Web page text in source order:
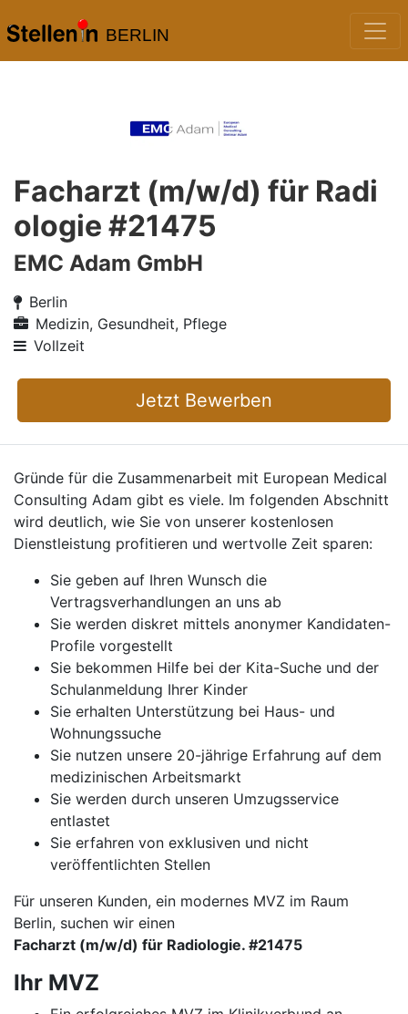
BERLIN
Facharzt (m/w/d) für Radi
ologie #21475
EMC Adam GmbH
Berlin
Medizin, Gesundheit, Pflege
Vollzeit
Jetzt Bewerben
Gründe für die Zusammenarbeit mit European Medical
Consulting Adam gibt es viele. Im folgenden Abschnitt
wird deutlich, wie Sie von unserer kostenlosen
Dienstleistung profitieren und wertvolle Zeit sparen:
Sie geben auf Ihren Wunsch die
Vertragsverhandlungen an uns ab
Sie werden diskret mittels anonymer Kandidaten-
Profile vorgestellt
Sie bekommen Hilfe bei der Kita-Suche und der
Schulanmeldung Ihrer Kinder
Sie erhalten Unterstützung bei Haus- und
Wohnungssuche
Sie nutzen unsere 20-jährige Erfahrung auf dem
medizinischen Arbeitsmarkt
Sie werden durch unseren Umzugsservice
entlastet
Sie erfahren von exklusiven und nicht
veröffentlichten Stellen
Für unseren Kunden, ein modernes MVZ im Raum
Berlin, suchen wir einen
Facharzt (m/w/d) für Radiologie. #21475
Ihr MVZ